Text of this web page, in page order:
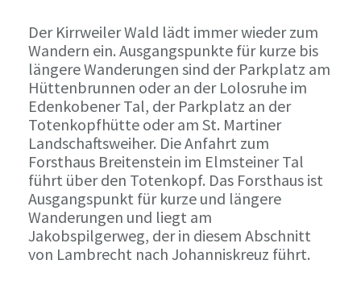
Der Kirrweiler Wald lädt immer wieder zum
Wandern ein. Ausgangspunkte für kurze bis
längere Wanderungen sind der Parkplatz am
Hüttenbrunnen oder an der Lolosruhe im
Edenkobener Tal, der Parkplatz an der
Totenkopfhütte oder am St. Martiner
Landschaftsweiher. Die Anfahrt zum
Forsthaus Breitenstein im Elmsteiner Tal
führt über den Totenkopf. Das Forsthaus ist
Ausgangspunkt für kurze und längere
Wanderungen und liegt am
Jakobspilgerweg, der in diesem Abschnitt
von Lambrecht nach Johanniskreuz führt.